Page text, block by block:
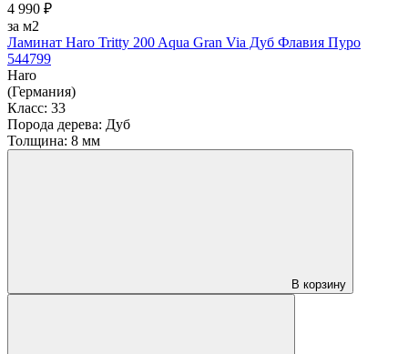
4 990 ₽
за м2
Ламинат Haro Tritty 200 Aqua Gran Via Дуб Флавия Пуро
544799
Haro
(Германия)
Класс: 33
Порода дерева: Дуб
Толщина: 8 мм
В корзину